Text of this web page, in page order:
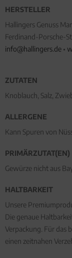
HERSTELLER
Hallingers Genuss
Ferdinand-Porsche-
info@hallingers.de •
ZUTATEN
Knoblauch, Salz,
ALLERGENE
Kann Spuren von
PRIMÄRZUTAT(EN)
Gewürze nicht aus
HALTBARKEIT
Unsere
Die genaue
Verpackung. Für das
einen zeitnahen